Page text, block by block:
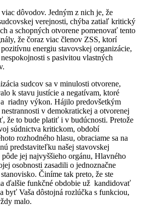
dôvodov. Jedným z nich je, že
verejnosti, chýba zatiaľ kritický
a schopných otvorene pomenovať tento
že čoraz viac členov ZSS, ktorí
energiu stavovskej organizácie,
s pasivitou vlastných
sudcov sa v minulosti otvorene,
k stavu justície a negatívam, ktoré
riadny výkon. Hájilo predovšetkým
v demokratickej a otvorenej
že to bude platiť i v budúcnosti. Pretože
súdnictva kritickom, období
rozhodného hlasu, obraciame sa na
predstaviteľku našej stavovskej
pôde jej najvyššieho orgánu, Hlavného
osobnosti zasadili o jednoznačne
Činíme tak preto, že ste
ďalšie funkčné obdobie už kandidovať
byť Vaša dôstojná rozlúčka s funkciou,
malo.